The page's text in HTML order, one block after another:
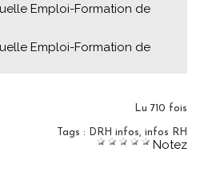
Emploi-Formation de
Emploi-Formation de
Lu 710 fois
Tags : DRH infos, infos RH
Notez